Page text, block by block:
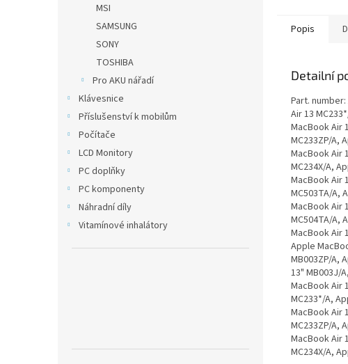
MSI
SAMSUNG
SONY
TOSHIBA
Pro AKU nářadí
Klávesnice
Příslušenství k mobilům
Počítače
LCD Monitory
PC doplňky
PC komponenty
Náhradní díly
Vitamínové inhalátory
Popis
Detailní
Part.
Air 13
MacBook Air
MC233ZP/A,
MacBook Air
MC234X/A,
MacBook Air
MC503TA/A,
MacBook Air
MC504TA/A,
MacBook Air
Apple
MB003ZP/A,
13" MB003J/
MacBook Air
MC233*/A,
MacBook Air
MC233ZP/A,
MacBook Air
MC234X/A,